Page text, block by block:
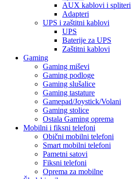
AUX kablovi i spliteri
Adapteri
UPS i zaštitni kablovi
UPS
Baterije za UPS
Zaštitni kablovi
Gaming
Gaming miševi
Gaming podloge
Gaming slušalice
Gaming tastature
Gamepad/Joystick/Volani
Gaming stolice
Ostala Gaming oprema
Mobilni i fiksni telefoni
Obični mobilni telefoni
Smart mobilni telefoni
Pametni satovi
Fiksni telefoni
Oprema za mobilne